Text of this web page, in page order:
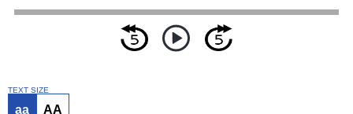
TEXT SIZE
aa AA